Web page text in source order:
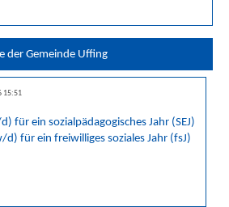
der Gemeinde Uffing
15:51
für ein sozialpädagogisches Jahr (SEJ)
für ein freiwilliges soziales Jahr (fsJ)